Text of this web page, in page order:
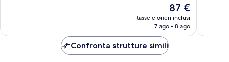
Il
prezzo
attuale
87 €
tasse e oneri inclusi
7 ago - 8 ago
Confronta strutture simili